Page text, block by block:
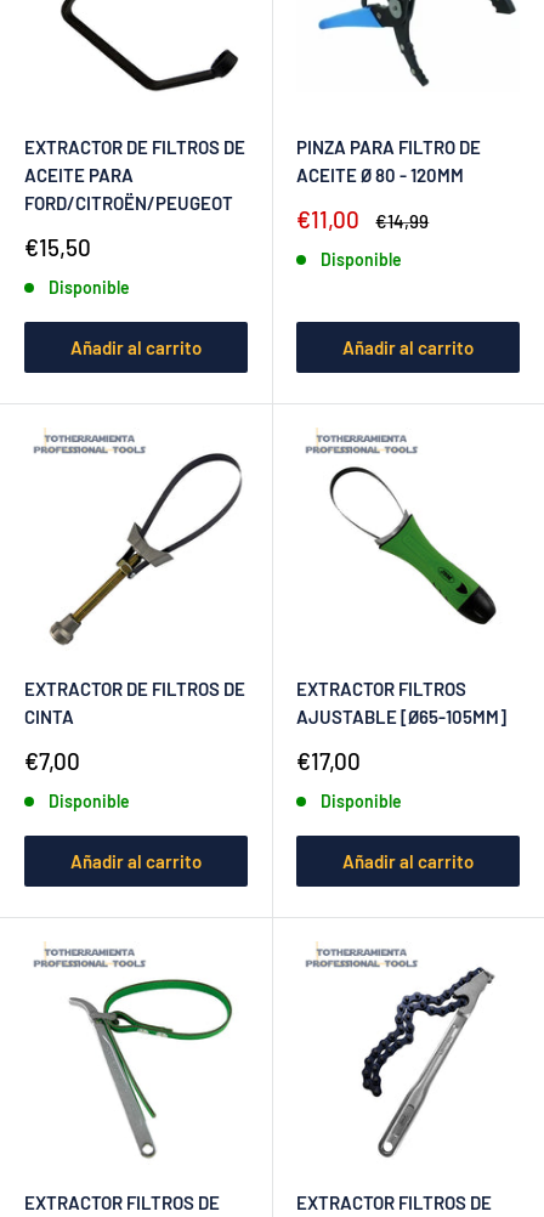
EXTRACTOR DE FILTROS DE
ACEITE PARA
FORD/CITROËN/PEUGEOT
Precio
venta
€15,50
Disponible
Añadir al carrito
PINZA PARA FILTRO DE
ACEITE Ø 80 - 120MM
Precio
venta
€11,00
Precio
€14,99
Disponible
Añadir al carrito
EXTRACTOR DE FILTROS DE
CINTA
Precio
venta
€7,00
Disponible
Añadir al carrito
EXTRACTOR FILTROS
AJUSTABLE [Ø65-105MM]
Precio
venta
€17,00
Disponible
Añadir al carrito
EXTRACTOR FILTROS DE EXTRACTOR FILTROS DE